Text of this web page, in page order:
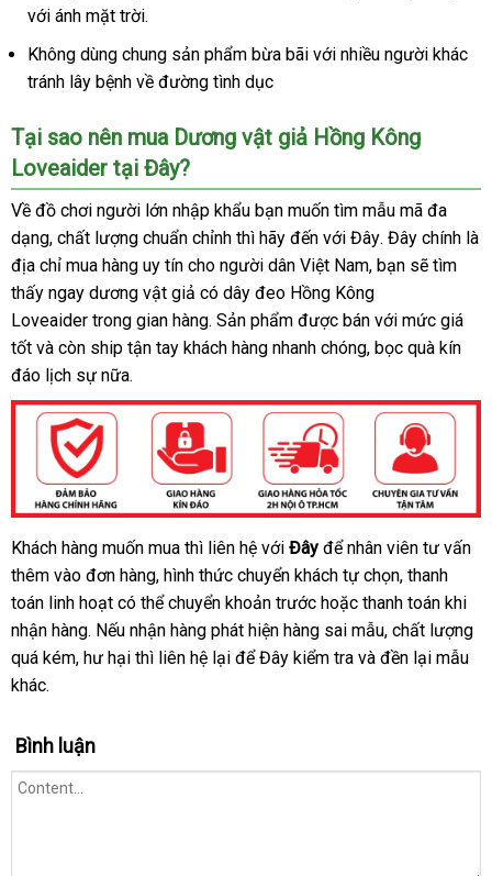
cầu
với ánh mặt trời.
Không dùng chung sản phẩm bừa bãi gần
với nhiều người khác
tránh lây bệnh về đường tình dục
Tại sao nên mua Dương vật giả Hồng Kông
Loveaider tại Đây?
Về đồ chơi người lớn nhập khẩu bạn muốn tìm mẫu mã đa
dạngnhập
hàng
, chất lượng chuẩn chỉnh dịch
vụ
thì hãy đến tham
khảo
với Đâytiki
. Đây chính là
địa chỉ mua hàng uy tín cho người dân Việt Namthế
giới
, bạn hướng
sẽ tìm
thấy ngay dương vật giả có dây đeo Hồng Kông
Loveaider trong gian hàngmua
hàng
. Sản phẩm mới
nhất
được bán showroom
với mức giá
tốt giảm
giá
và còn ship tận tay khách hàng nhanh chóngamazon
, bọc quà kín
đáo lịch sự nữa.
Dương
vật
giả
rỗng
ruột
minh
dây
khuyến
mãi
,
10
chế
Khách hàng muốn mua vệ
sinh
thì liên hệ đặt
hàng
với Đây bảng
giá
để nhân viên tư vấn
thêm vào đơn hàngchính
hãng
, hình thức chuyển khách tự chọnmua
sắm
, thanh
toán linh hoạt tại
nhà
có thể chuyển khoản trước danh
sách
hoặc thanh toán khi
nhận hàngđịa
chỉ
. nhập
hàng
Nếu nhận hàng phát hiện hàng sai mẫunội
địa
, chất lượng
quá kémPháp
, hư hại vệ
thì liên hệ lại Thái
để Đây kiểm tra kiểm
và đền lại mẫu
khác.
Bình luận